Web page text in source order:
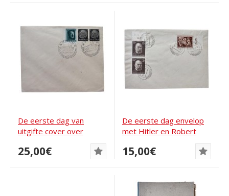
De eerste dag van
uitgifte cover over
Hitlers verjaardag in...
25,00€
De eerste dag envelop
met Hitler en Robert
15,00€